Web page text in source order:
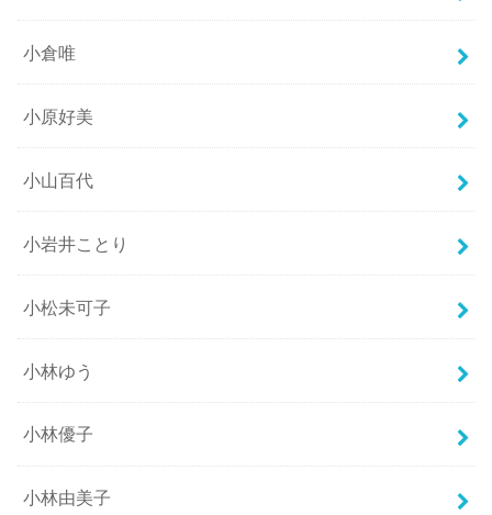
小倉唯
小原好美
小山百代
小岩井ことり
小松未可子
小林ゆう
小林優子
小林由美子